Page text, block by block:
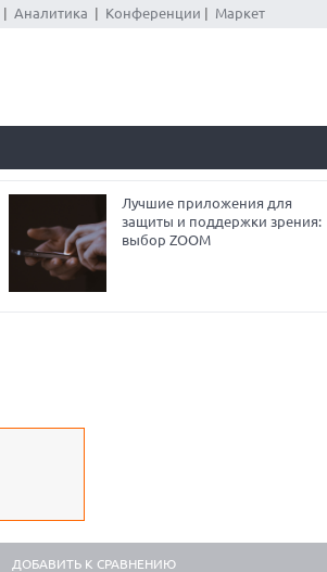
Аналитика Конференции Маркет
Лучшие приложения для
защиты и поддержки зрения:
выбор ZOOM
ДОБАВИТЬ К СРАВНЕНИЮ